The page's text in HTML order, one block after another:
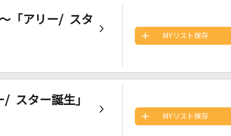
「アリー/ スタ
MYリスト保存
スター誕生」
MYリスト保存